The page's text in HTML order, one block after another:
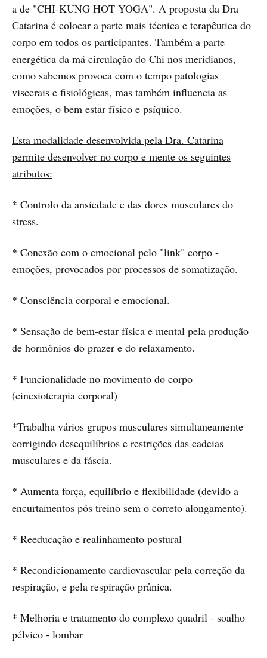
a de "CHI-KUNG HOT YOGA". A proposta da Dra
Catarina é colocar a parte mais técnica e terapêutica do
corpo em todos os participantes. Também a parte
energética da má circulação do Chi nos meridianos,
como sabemos provoca com o tempo patologias
viscerais e fisiológicas, mas também influencia as
emoções, o bem estar físico e psíquico.
Esta modalidade desenvolvida pela Dra. Catarina
permite desenvolver no corpo e mente os seguintes
atributos:
* Controlo da ansiedade e das dores musculares do
stress.
* Conexão com o emocional pelo "link" corpo -
emoções, provocados por processos de somatização.
* Consciência corporal e emocional.
* Sensação de bem-estar física e mental pela produção
de hormônios do prazer e do relaxamento.
* Funcionalidade no movimento do corpo
(cinesioterapia corporal)
*Trabalha vários grupos musculares simultaneamente
corrigindo desequilíbrios e restrições das cadeias
musculares e da fáscia.
* Aumenta força, equilíbrio e flexibilidade (devido a
encurtamentos pós treino sem o correto alongamento).
* Reeducação e realinhamento postural
* Recondicionamento cardiovascular pela correção da
respiração, e pela respiração prânica.
* Melhoria e tratamento do complexo quadril - soalho
pélvico - lombar